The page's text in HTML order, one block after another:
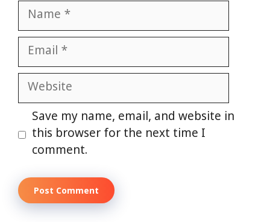
Name
Email
Website
Save my name, email, and website in
this browser for the next time I
comment.